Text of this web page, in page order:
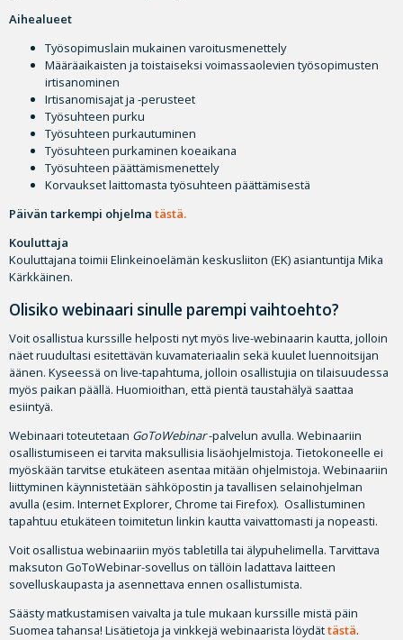
Aihealueet
Työsopimuslain mukainen varoitusmenettely
Määräaikaisten ja toistaiseksi voimassaolevien työsopimusten
irtisanominen
Irtisanomisajat ja -perusteet
Työsuhteen purku
Työsuhteen purkautuminen
Työsuhteen purkaminen koeaikana
Työsuhteen päättämismenettely
Korvaukset laittomasta työsuhteen päättämisestä
Päivän tarkempi ohjelma tästä.
Kouluttaja
Kouluttajana toimii Elinkeinoelämän keskusliiton (EK) asiantuntija Mika
Kärkkäinen.
Olisiko webinaari sinulle parempi vaihtoehto?
Voit osallistua kurssille helposti nyt myös live-webinaarin kautta, jolloin
näet ruudultasi esitettävän kuvamateriaalin sekä kuulet luennoitsijan
äänen. Kyseessä on live-tapahtuma, jolloin osallistujia on tilaisuudessa
myös paikan päällä. Huomioithan, että pientä taustahälyä saattaa
esiintyä.
Webinaari toteutetaan GoToWebinar-palvelun avulla. Webinaariin
osallistumiseen ei tarvita maksullisia lisäohjelmistoja. Tietokoneelle ei
myöskään tarvitse etukäteen asentaa mitään ohjelmistoja. Webinaariin
liittyminen käynnistetään sähköpostin ja tavallisen selainohjelman
avulla (esim. Internet Explorer, Chrome tai Firefox). Osallistuminen
tapahtuu etukäteen toimitetun linkin kautta vaivattomasti ja nopeasti.
Voit osallistua webinaariin myös tabletilla tai älypuhelimella. Tarvittava
maksuton GoToWebinar-sovellus on tällöin ladattava laitteen
sovelluskaupasta ja asennettava ennen osallistumista.
Säästy matkustamisen vaivalta ja tule mukaan kurssille mistä päin
Suomea tahansa! Lisätietoja ja vinkkejä webinaarista löydättästä.